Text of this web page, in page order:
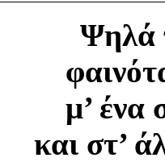
Ψηλά
μ’ ένα
και στ’